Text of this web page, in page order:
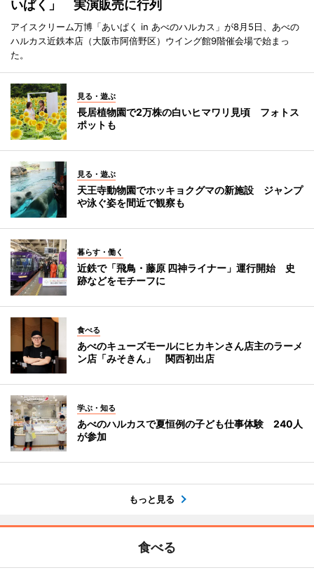
いぱく」 実演販売に行列
アイスクリーム万博「あいぱく in あべのハルカス」が8月5日、あべの
ハルカス近鉄本店（大阪市阿倍野区）ウイング館9階催会場で始まっ
た。
見る・遊ぶ
長居植物園で2万株の白いヒマワリ見頃 フォトス
ポットも
見る・遊ぶ
天王寺動物園でホッキョクグマの新施設 ジャンプ
や泳ぐ姿を間近で観察も
暮らす・働く
近鉄で「飛鳥・藤原 四神ライナー」運行開始 史
跡などをモチーフに
食べる
あべのキューズモールにヒカキンさん店主のラーメ
ン店「みそきん」 関西初出店
学ぶ・知る
あべのハルカスで夏恒例の子ども仕事体験 240人
が参加
もっと見る
食べる